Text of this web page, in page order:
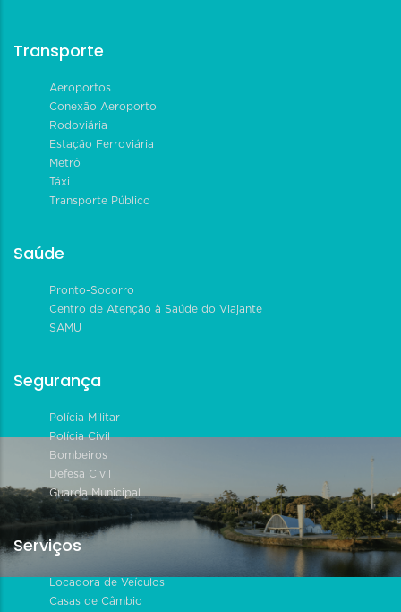
Transporte
Aeroportos
Conexão Aeroporto
Rodoviária
Estação Ferroviária
Metrô
Táxi
Transporte Público
Saúde
Pronto-Socorro
Centro de Atenção à Saúde do Viajante
SAMU
Segurança
Polícia Militar
Polícia Civil
Bombeiros
Defesa Civil
Guarda Municipal
Serviços
Locadora de Veículos
Casas de Câmbio